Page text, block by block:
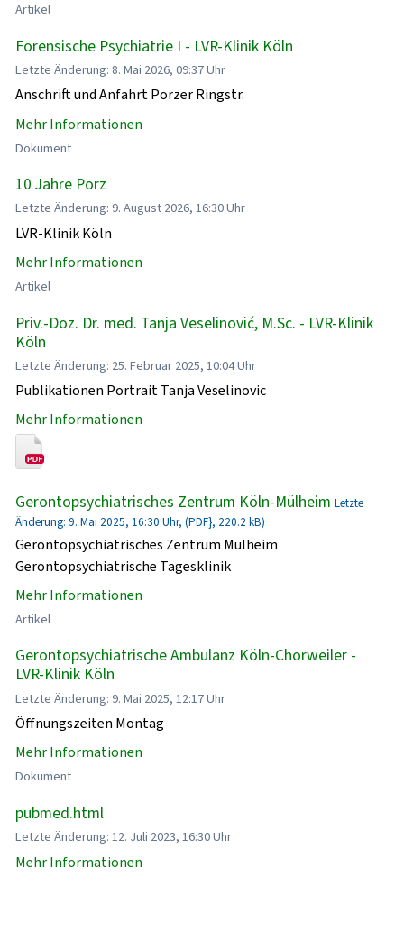
Artikel
Forensische Psychiatrie I - LVR-Klinik Köln
Letzte Änderung: 8. Mai 2026, 09:37 Uhr
Anschrift und Anfahrt Porzer Ringstr.
Mehr Informationen
Dokument
10 Jahre Porz
Letzte Änderung: 9. August 2026, 16:30 Uhr
LVR-Klinik Köln
Mehr Informationen
Artikel
Priv.-Doz. Dr. med. Tanja Veselinović, M.Sc. - LVR-Klinik
Köln
Letzte Änderung: 25. Februar 2025, 10:04 Uhr
Publikationen Portrait Tanja Veselinovic
Mehr Informationen
Gerontopsychiatrisches Zentrum Köln-Mülheim Letzte
Änderung: 9. Mai 2025, 16:30 Uhr, (PDF}, 220.2 kB)
Gerontopsychiatrisches Zentrum Mülheim
Gerontopsychiatrische Tagesklinik
Mehr Informationen
Artikel
Gerontopsychiatrische Ambulanz Köln-Chorweiler -
LVR-Klinik Köln
Letzte Änderung: 9. Mai 2025, 12:17 Uhr
Öffnungszeiten Montag
Mehr Informationen
Dokument
pubmed.html
Letzte Änderung: 12. Juli 2023, 16:30 Uhr
Mehr Informationen